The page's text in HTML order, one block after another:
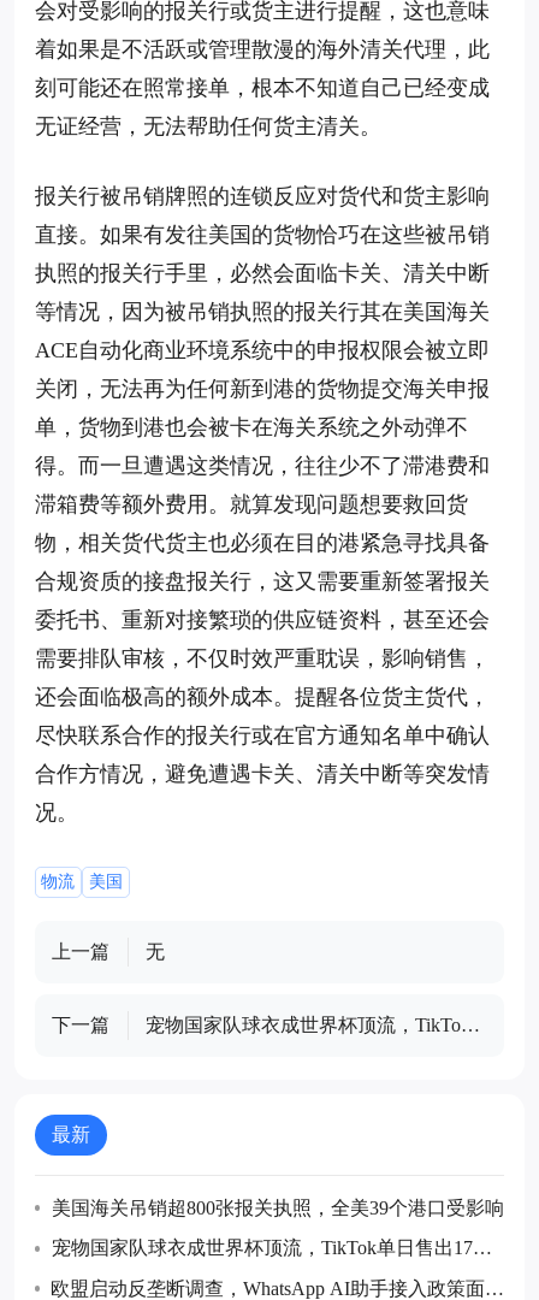
会对受影响的报关行或货主进行提醒，这也意味
着如果是不活跃或管理散漫的海外清关代理，此
刻可能还在照常接单，根本不知道自己已经变成
无证经营，无法帮助任何货主清关。
报关行被吊销牌照的连锁反应对货代和货主影响
直接。如果有发往美国的货物恰巧在这些被吊销
执照的报关行手里，必然会面临卡关、清关中断
等情况，因为被吊销执照的报关行其在美国海关
ACE自动化商业环境系统中的申报权限会被立即
关闭，无法再为任何新到港的货物提交海关申报
单，货物到港也会被卡在海关系统之外动弹不
得。而一旦遭遇这类情况，往往少不了滞港费和
滞箱费等额外费用。就算发现问题想要救回货
物，相关货代货主也必须在目的港紧急寻找具备
合规资质的接盘报关行，这又需要重新签署报关
委托书、重新对接繁琐的供应链资料，甚至还会
需要排队审核，不仅时效严重耽误，影响销售，
还会面临极高的额外成本。提醒各位货主货代，
尽快联系合作的报关行或在官方通知名单中确认
合作方情况，避免遭遇卡关、清关中断等突发情
况。
物流 美国
上一篇 无
下一篇
宠物国家队球衣成世界杯顶流，TikTok
最新
美国海关吊销超800张报关执照，全美39个港口受影响
宠物国家队球衣成世界杯顶流，TikTok单日售出17万
件
欧盟启动反垄断调查，WhatsApp AI助手接入政策面临